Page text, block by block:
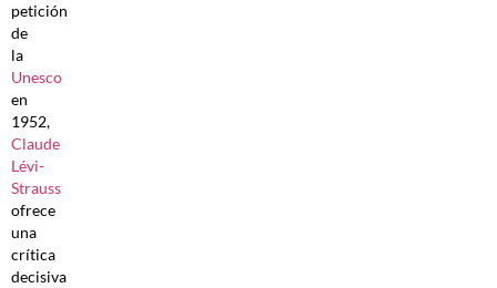
petición
de
la
Unesco
en
1952,
Claude
Lévi-
Strauss
ofrece
una
crítica
decisiva